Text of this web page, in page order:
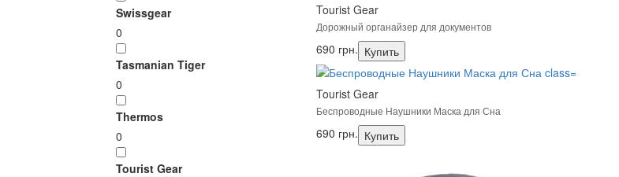
Swissgear
0
Tasmanian Tiger
0
Thermos
0
Tourist Gear
Tourist Gear
Дорожный органайзер для документов
690 грн. Купить
Tourist Gear
Беспроводные Наушники Маска для Сна
690 грн. Купить